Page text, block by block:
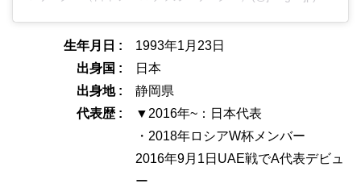
生年月日 :
1993年1月23日
出身国 :
日本
出身地 :
静岡県
代表歴 :
▼2016年~：日本代表
・2018年ロシアW杯メンバー
2016年9月1日UAE戦でA代表デビュ
ー